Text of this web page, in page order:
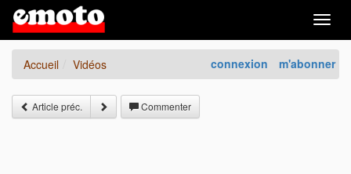
connexion m'abonner
Accueil Vidéos
Article préc. Commenter